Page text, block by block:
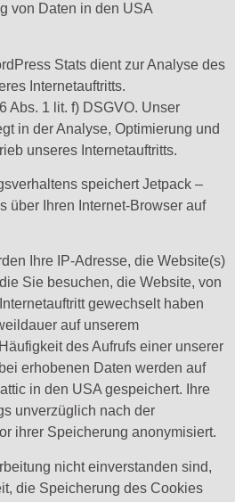
von Daten in den USA
Stats dient zur Analyse des
Internetauftritts.
Abs. 1 lit. f) DSGVO. Unser
in der Analyse, Optimierung und
unseres Internetauftritts.
speichert Jetpack –
über Ihren Internet-Browser auf
Ihre IP-Adresse, die Website(s)
Sie besuchen, die Website, von
gewechselt haben
auf unserem
des Aufrufs einer unserer
erhobenen Daten werden auf
in den USA gespeichert. Ihre
unverzüglich nach der
ihrer Speicherung anonymisiert.
nicht einverstanden sind,
die Speicherung des Cookies